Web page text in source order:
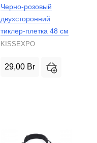
Черно-розовый
двухсторонний
тиклер-плетка 48 см
KISSEXPO
29,00 Br